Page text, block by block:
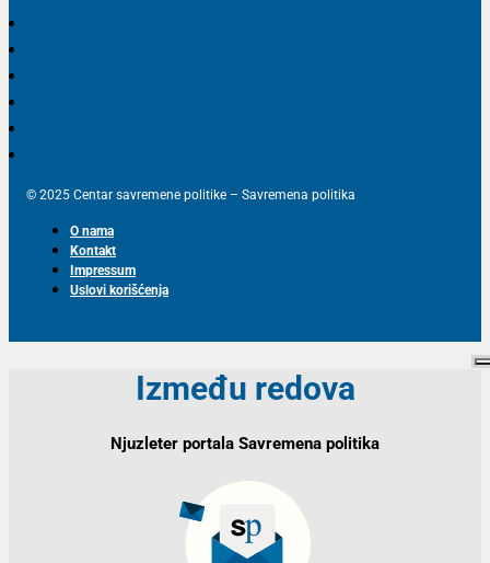
© 2025 Centar savremene politike – Savremena politika
O nama
Kontakt
Impressum
Uslovi korišćenja
Između redova
Njuzleter portala Savremena politika